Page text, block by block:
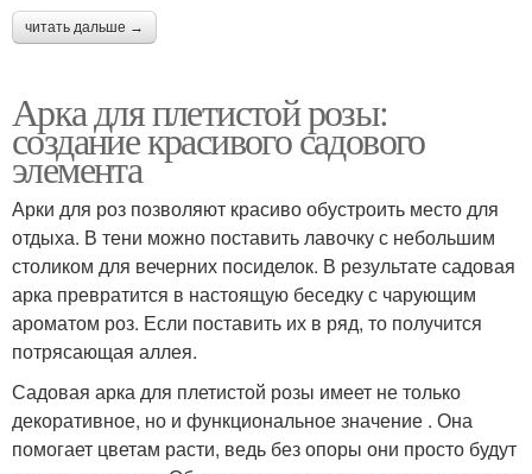
читать дальше →
Арка для плетистой розы:
создание красивого садового
элемента
Арки для роз позволяют красиво обустроить место для
отдыха. В тени можно поставить лавочку с небольшим
столиком для вечерних посиделок. В результате садовая
арка превратится в настоящую беседку с чарующим
ароматом роз. Если поставить их в ряд, то получится
потрясающая аллея.
Садовая арка для плетистой розы имеет не только
декоративное, но и функциональное значение . Она
помогает цветам расти, ведь без опоры они просто будут